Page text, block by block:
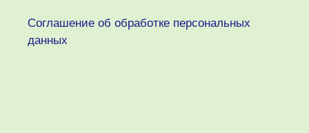
Соглашение об обработке персональных
данных